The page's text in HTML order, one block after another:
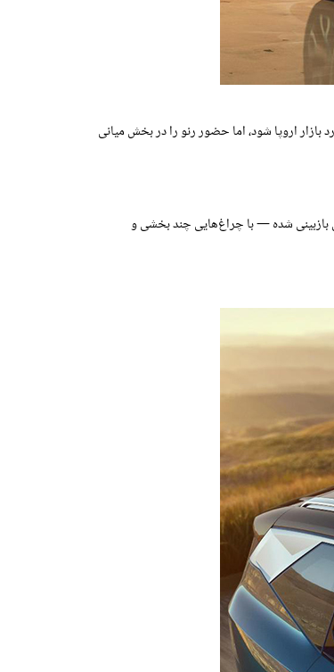
اروپا شود، اما حضور رنو را در بخش میانی
بازبینی شده — با چراغ‌هایی چند بخشی و